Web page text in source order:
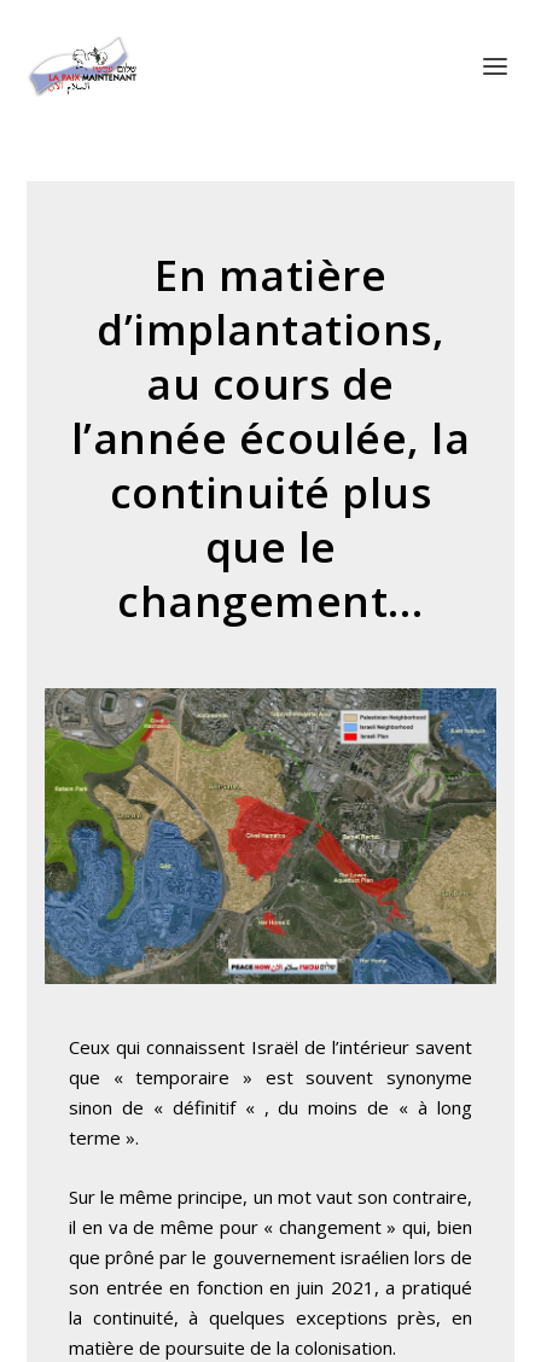
En matière
d’implantations,
au cours de
l’année écoulée, la
continuité plus
que le
changement…
Ceux qui connaissent Israël de l’intérieur savent
que « temporaire » est souvent synonyme
sinon de « définitif « , du moins de « à long
terme ».
Sur le même principe, un mot vaut son contraire,
il en va de même pour « changement » qui, bien
que prôné par le gouvernement israélien lors de
son entrée en fonction en juin 2021, a pratiqué
la continuité, à quelques exceptions près, en
matière de poursuite de la colonisation.